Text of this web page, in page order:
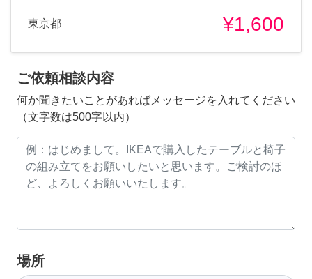
東京都 ¥1,600
ご依頼相談内容
何か聞きたいことがあればメッセージを入れてください
（文字数は500字以内）
場所